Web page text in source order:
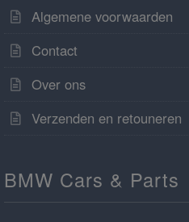
Algemene voorwaarden
Contact
Over ons
Verzenden en retouneren
BMW Cars & Parts